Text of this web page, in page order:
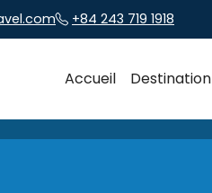
+84 243 719 1918
Accueil Destination